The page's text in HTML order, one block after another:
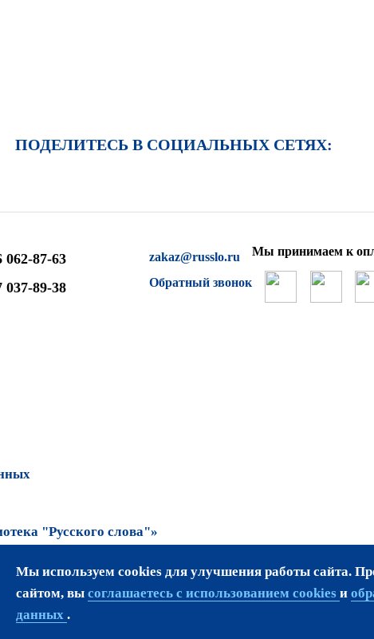
ПОДЕЛИТЕСЬ В СОЦИАЛЬНЫХ СЕТЯХ:
062-87-63
037-89-38
zakaz@russlo.ru
Обратный звонок
Мы принимаем к
"Русского слова"»
возможно только
Мы используем cookies для улучшения работы сайта.
сайтом, вы соглашаетесь с использованием cookies и
данных .